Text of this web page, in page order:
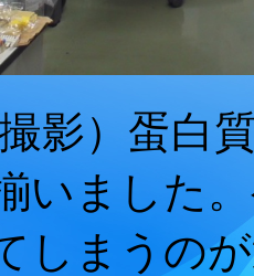
撮影）蛋
いました
しまうの